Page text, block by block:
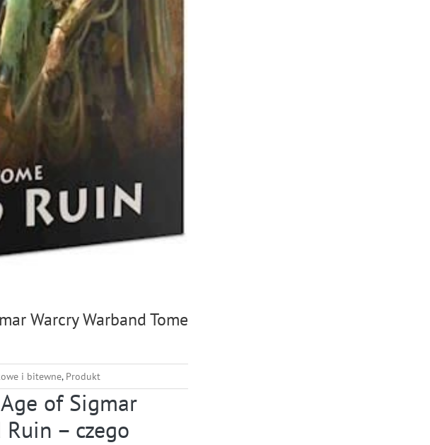
Warcry Warband Tome
i bitewne, Produkt
of Sigmar
– czego